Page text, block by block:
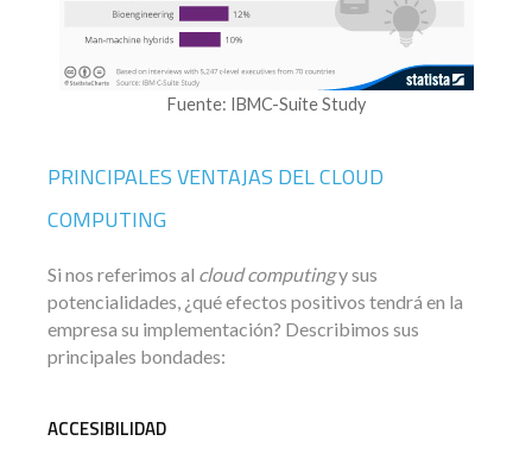
Fuente: IBMC-Suite Study
PRINCIPALES VENTAJAS DEL CLOUD
COMPUTING
Si nos referimos al cloud computingy sus
potencialidades, ¿qué efectos positivos tendrá en la
empresa su implementación? Describimos sus
principales bondades:
ACCESIBILIDAD